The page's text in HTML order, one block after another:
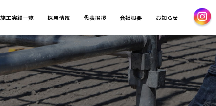
施工実績一覧 採用情報 代表挨拶 会社概要 お知らせ